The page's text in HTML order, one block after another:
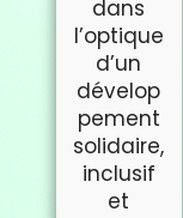
dans
l’optique
d’un
dévelop
pement
solidaire,
inclusif
et